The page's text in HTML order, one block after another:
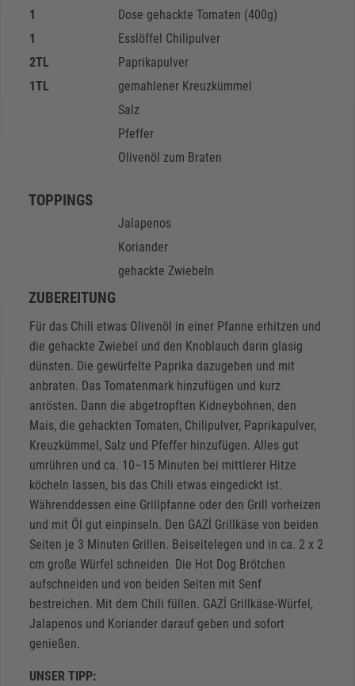
1
Dose gehackte Tomaten (400g)
1
Esslöffel Chilipulver
2TL
Paprikapulver
1TL
gemahlener Kreuzkümmel
Salz
Pfeffer
Olivenöl zum Braten
TOPPINGS
Jalapenos
Koriander
gehackte Zwiebeln
ZUBEREITUNG
Für das Chili etwas Olivenöl in einer Pfanne erhitzen und
die gehackte Zwiebel und den Knoblauch darin glasig
dünsten. Die gewürfelte Paprika dazugeben und mit
anbraten. Das Tomatenmark hinzufügen und kurz
anrösten. Dann die abgetropften Kidneybohnen, den
Mais, die gehackten Tomaten, Chilipulver, Paprikapulver,
Kreuzkümmel, Salz und Pfeffer hinzufügen. Alles gut
umrühren und ca. 10–15 Minuten bei mittlerer Hitze
köcheln lassen, bis das Chili etwas eingedickt ist.
Währenddessen eine Grillpfanne oder den Grill vorheizen
und mit Öl gut einpinseln. Den GAZİ Grillkäse von beiden
Seiten je 3 Minuten Grillen. Beiseitelegen und in ca. 2 x 2
cm große Würfel schneiden. Die Hot Dog Brötchen
aufschneiden und von beiden Seiten mit Senf
bestreichen. Mit dem Chili füllen. GAZİ Grillkäse-Würfel,
Jalapenos und Koriander darauf geben und sofort
genießen.
UNSER TIPP: